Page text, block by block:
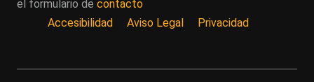
el formulario de contacto
Accesibilidad
Aviso Legal Privacidad